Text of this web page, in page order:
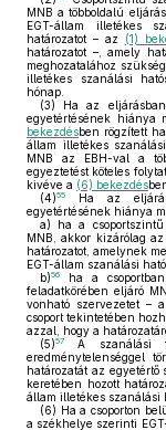
MNB a többoldalú
EGT-állam illetékes
határozatot – az
(1)
határozatot –, amely
meghozatalához
illetékes szanálási
hónap.
(3) Ha az
egyetértésének hiánya
bekezdésben rögzített
állam illetékes
MNB az EBH-val a
egyeztetést köteles
kivéve a (6) bekezdés
(4)55
Ha az
egyetértésének hiánya
a) ha a
MNB, akkor kizárólag
határozatot, amelynek
EGT-állam szanálási
b)56
ha a
feladatkörében eljáró
vonható szervezetet –
csoport tekintetében
azzal, hogy a
(5)57
A szanálási
eredménytelenséggel
határozatát az egyetértő
keretében hozott
állam illetékes szanálási
(6) Ha a csoporton
a székhelye szerinti